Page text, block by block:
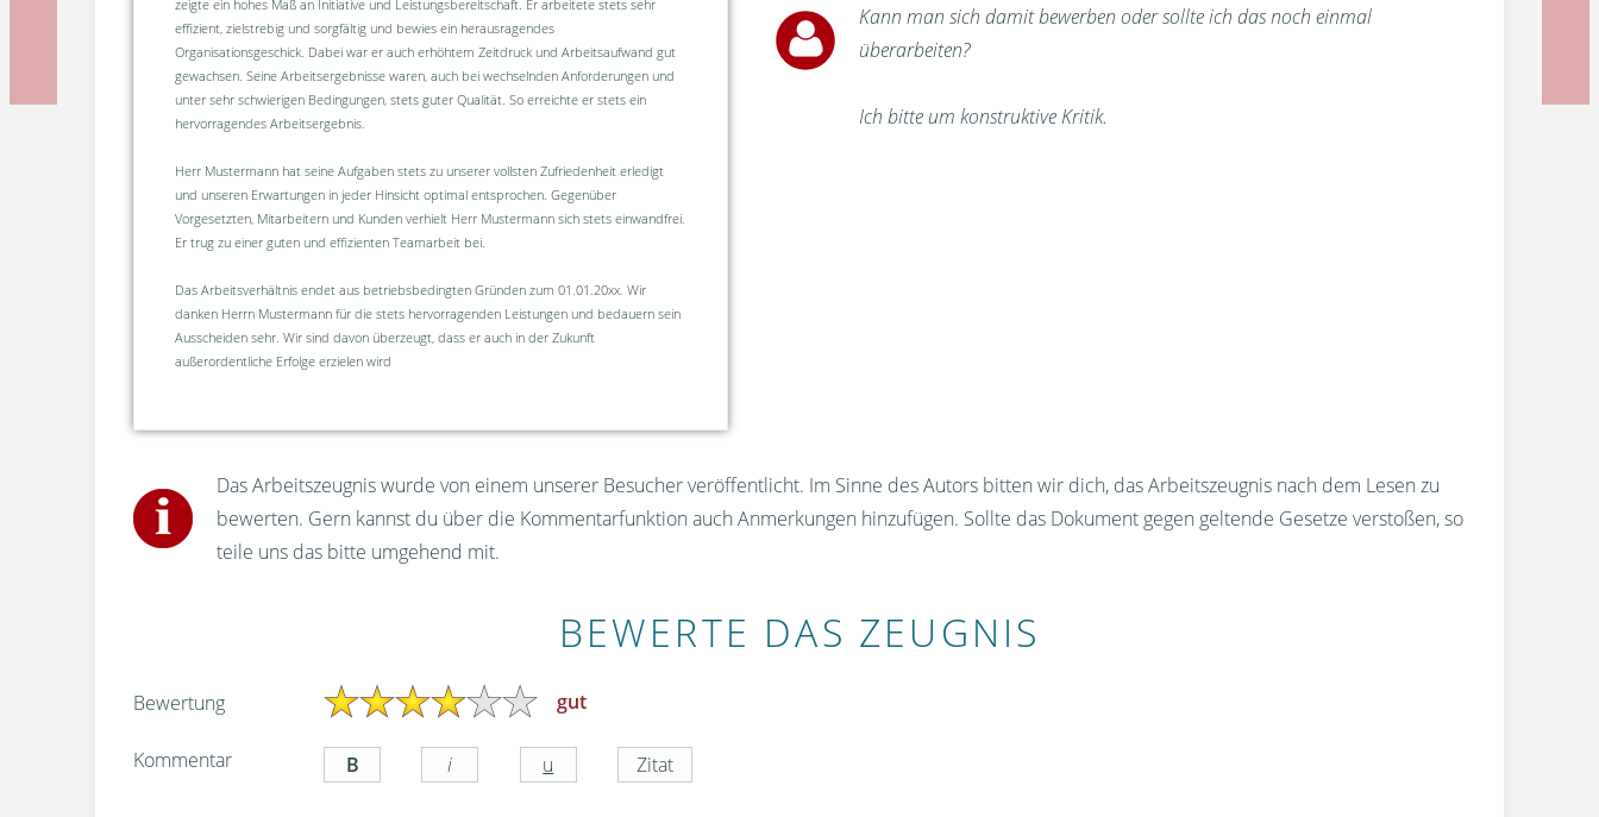
Kann man sich damit bewerben oder sollte ich das noch einmal
überarbeiten?
Ich bitte um konstruktive Kritik.
zeigte ein hohes Maß an Initiative und Leistungsbereitschaft. Er arbeitete stets sehr
effizient, zielstrebig und sorgfältig und bewies ein herausragendes
Organisationsgeschick. Dabei war er auch erhöhtem Zeitdruck und Arbeitsaufwand gut
gewachsen. Seine Arbeitsergebnisse waren, auch bei wechselnden Anforderungen und
unter sehr schwierigen Bedingungen, stets guter Qualität. So erreichte er stets ein
hervorragendes Arbeitsergebnis.
Herr Mustermann hat seine Aufgaben stets zu unserer vollsten Zufriedenheit erledigt
und unseren Erwartungen in jeder Hinsicht optimal entsprochen. Gegenüber
Vorgesetzten, Mitarbeitern und Kunden verhielt Herr Mustermann sich stets einwandfrei.
Er trug zu einer guten und effizienten Teamarbeit bei.
Das Arbeitsverhältnis endet aus betriebsbedingten Gründen zum 01.01.20xx. Wir
danken Herrn Mustermann für die stets hervorragenden Leistungen und bedauern sein
Ausscheiden sehr. Wir sind davon überzeugt, dass er auch in der Zukunft
außerordentliche Erfolge erzielen wird
Das Arbeitszeugnis wurde von einem unserer Besucher veröffentlicht. Im Sinne des Autors bitten wir dich, das Arbeitszeugnis nach dem Lesen zu
bewerten. Gern kannst du über die Kommentarfunktion auch Anmerkungen hinzufügen. Sollte das Dokument gegen geltende Gesetze verstoßen, so
teile uns das bitte umgehend mit.
BEWERTE DAS ZEUGNIS
Bewertung gut
Kommentar